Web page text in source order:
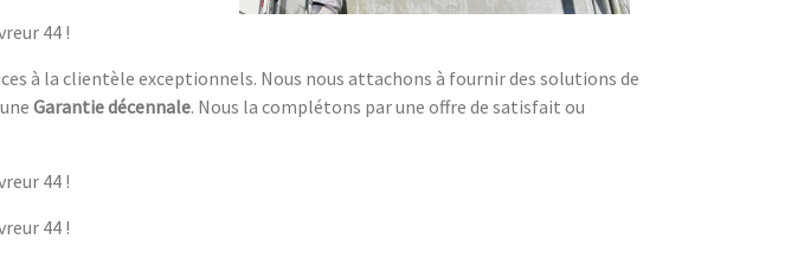
44 !
à la clientèle exceptionnels. Nous nous attachons à fournir des solutions de
Garantie décennale. Nous la complétons par une offre de satisfait ou
44 !
44 !